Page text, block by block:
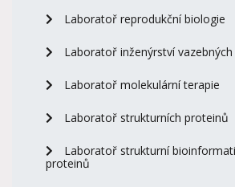
Laboratoř reprodukční biologie
Laboratoř inženýrství
Laboratoř molekulární terapie
Laboratoř strukturních proteinů
Laboratoř strukturní
proteinů